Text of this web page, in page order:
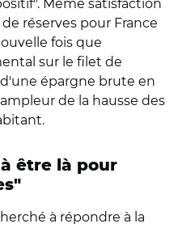
Même satisfaction
réserves pour France
fois que
sur le filet de
épargne brute en
de la hausse des
être là pour
à répondre à la